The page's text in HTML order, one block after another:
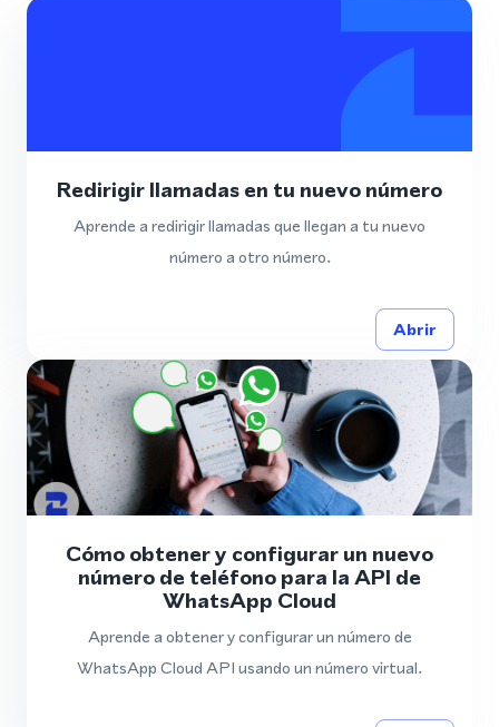
Redirigir llamadas en tu nuevo número
Aprende a redirigir llamadas que llegan a tu nuevo
número a otro número.
Abrir
Cómo obtener y configurar un nuevo
número de teléfono para la API de
WhatsApp Cloud
Aprende a obtener y configurar un número de
WhatsApp Cloud API usando un número virtual.